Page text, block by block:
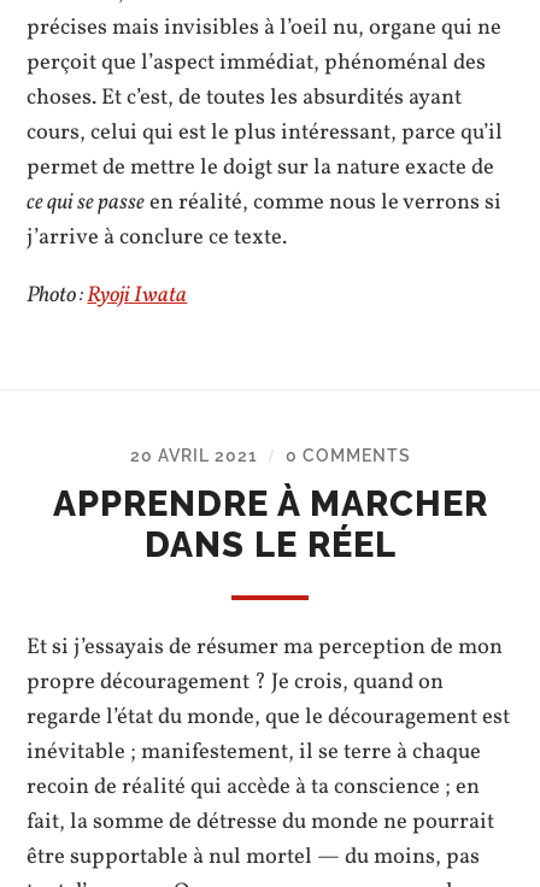
précises mais invisibles à l’oeil nu, organe qui ne
perçoit que l’aspect immédiat, phénoménal des
choses. Et c’est, de toutes les absurdités ayant
cours, celui qui est le plus intéressant, parce qu’il
permet de mettre le doigt sur la nature exacte de
ce qui se passeen réalité, comme nous le verrons si
j’arrive à conclure ce texte.
Photo :Ryoji Iwata
20 AVRIL 2021 / 0 COMMENTS
APPRENDRE À MARCHER
DANS LE RÉEL
Et si j’essayais de résumer ma perception de mon
propre découragement ? Je crois, quand on
regarde l’état du monde, que le découragement est
inévitable ; manifestement, il se terre à chaque
recoin de réalité qui accède à ta conscience ; en
fait, la somme de détresse du monde ne pourrait
être supportable à nul mortel — du moins, pas